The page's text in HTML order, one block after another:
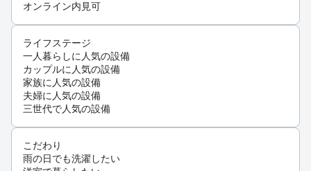
オンライン内見可
ライフステージ
一人暮らしに人気の設備
カップルに人気の設備
家族に人気の設備
夫婦に人気の設備
三世代で人気の設備
こだわり
雨の日でも洗濯したい